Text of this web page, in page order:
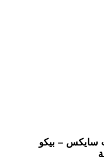
سايكس – بيكو